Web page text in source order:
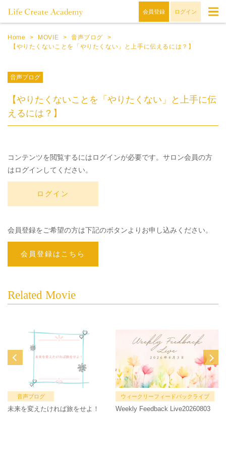
会員登録 ログイン
Home > MOVIE > 音声ブログ
>
【やりたくないことを「やりたくない」と上手に伝えるには？】
音声ブログ
【やりたくないことを「やりたくない」と上手に伝
えるには？】
コンテンツを閲覧するにはログインが必要です。サロン会員の方
はログインしてください。
ログイン
会員登録をご希望の方は下記のボタンよりお申し込みください。
会員登録はこちら
Related Movie
音声ブログ
未来を変えたければ旅をせよ！
ウィークリーフィードバックライブ
Weekly Feedback Live20260803